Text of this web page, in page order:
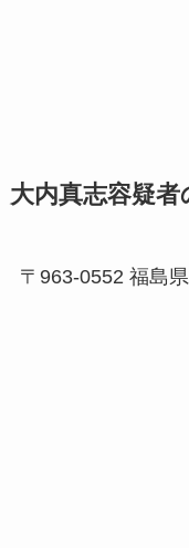
大内真志容疑者
〒963-0552 福島